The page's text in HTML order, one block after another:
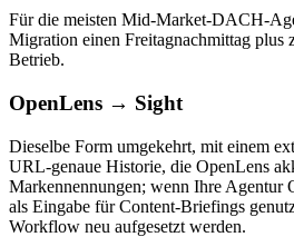
Für die meisten Mid-Market-DACH-
Migration einen Freitagnachmittag plus
Betrieb.
OpenLens → Sight
Dieselbe Form umgekehrt, mit einem
URL-genaue Historie, die OpenLens
Markennennungen; wenn Ihre Agentur
als Eingabe für Content-Briefings
Workflow neu aufgesetzt werden.